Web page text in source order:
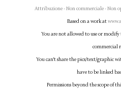
Attribuzione - Non commerciale - Non
Based on a work at
You are not allowed to use or
commercial
You can't share the pics/text/graphic
have to be linked
Permissions beyond the scope of